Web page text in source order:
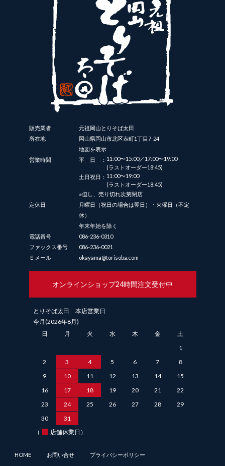
販売業者
元祖岡山とりそば太田
所在地
岡山県岡山市北区表町1丁目7-24
地図を表示
営業時間
平日： 11:00〜15:00／17:00〜19:00
(ラストオーダー18:45)
土日祝日： 11:00〜19:00
(ラストオーダー18:45)
※但し、売り切れ次第閉店
定休日
月曜日（祝日の場合は翌日）・火曜日（不定
休）
年末年始を除く
電話番号
086-236-0310
ファックス番号
086-236-0021
Ｅメール
okayama@torisoba.com
オンラインショップ24時間注文受付中
とりそば太田 本店営業日
今月(2026年8月)
日
月 火 水 木 金
土
1
2
3 4 5 6 7
8
9
10 11 12 13 14
15
16
17 18 19 20 21
22
23
24 25 26 27 28
29
30
31
（
店舗休業日）
HOME お問い合せ プライバシーポリシー